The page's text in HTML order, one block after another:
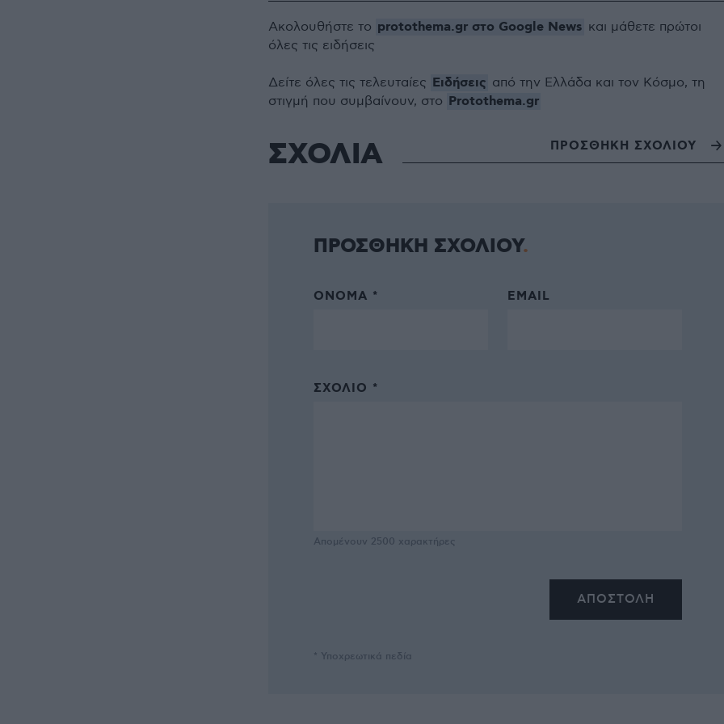
Ακολουθήστε το protothema.gr στο Google News και μάθετε πρώτοι
όλες τις ειδήσεις
Δείτε όλες τις τελευταίες Ειδήσεις από την Ελλάδα και τον Κόσμο, τη
στιγμή που συμβαίνουν, στο Protothema.gr
ΣΧΟΛΙΑ ΠΡΟΣΘΗΚΗ ΣΧΟΛΙΟΥ
ΠΡΟΣΘΗΚΗ ΣΧΟΛΙΟΥ
ΌΝΟΜΑ * EMAIL
ΣΧΌΛΙΟ *
Απομένουν 2500 χαρακτήρες
* Υποχρεωτικά πεδία